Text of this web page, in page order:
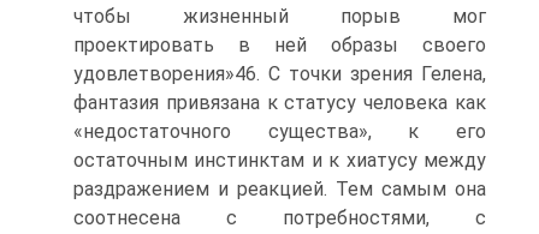
чтобы жизненный порыв мог
проектировать в ней образы своего
удовлетворения»46. С точки зрения Гелена,
фантазия привязана к статусу человека как
«недоста­точного существа», к его
остаточным инстинктам и к хиатусу между
раздражением и реакцией. Тем самым она
соотнесена с потребностями, с